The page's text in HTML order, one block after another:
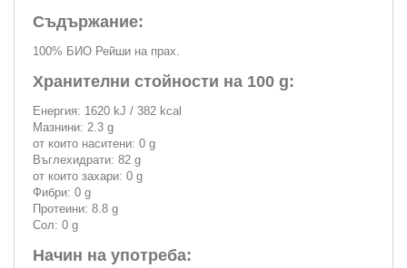
Съдържание:
100% БИО Рейши на прах.
Хранителни стойности на 100 g:
Енергия: 1620 kJ / 382 kcal
Мазнини: 2.3 g
от които наситени: 0 g
Въглехидрати: 82 g
от които захари: 0 g
Фибри: 0 g
Протеини: 8.8 g
Сол: 0 g
Начин на употреба: